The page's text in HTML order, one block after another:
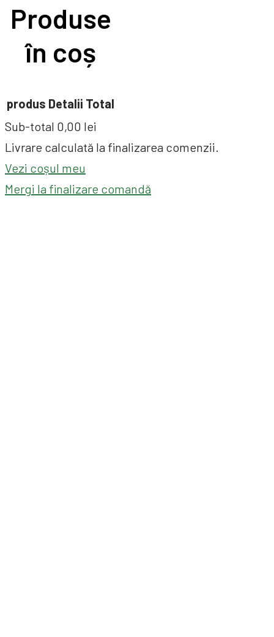
Produse
în coș
produs Detalii Total
Sub-total 0,00 lei
Livrare calculată la finalizarea comenzii.
Vezi coșul meu
Mergi la finalizare comandă